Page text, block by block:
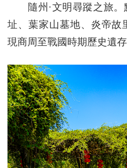
隨州·文明尋蹤之旅。
址、葉家山墓地、炎帝故
現商周至戰國時期歷史遺